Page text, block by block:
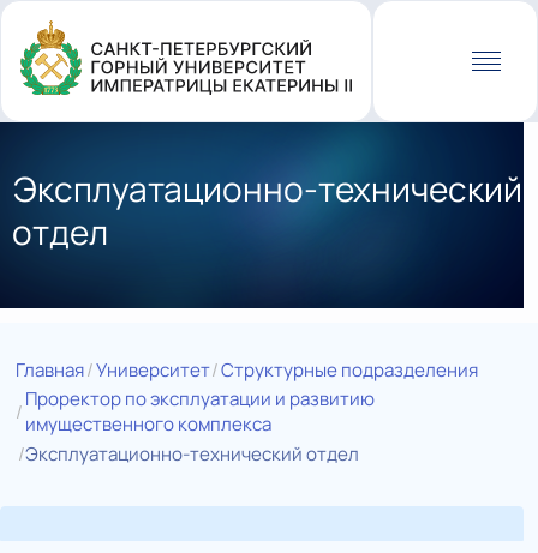
Перейти
основному
содержанию
Эксплуатационно-технический
отдел
Главная Университет Структурные подразделения
Проректор по эксплуатации и развитию
имущественного комплекса
Эксплуатационно-технический отдел